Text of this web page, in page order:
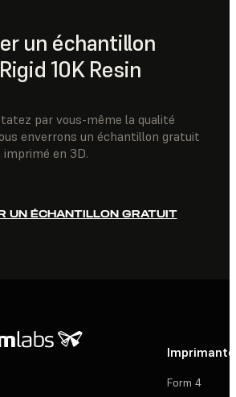
un échantillon
10K Resin
par vous-même la qualité
enverrons un échantillon gratuit
imprimé en 3D.
UN ÉCHANTILLON GRATUIT
Form 4